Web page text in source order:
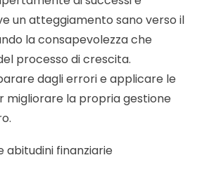
un atteggiamento sano verso il
la consapevolezza che
processo di crescita.
dagli errori e applicare le
migliorare la propria gestione
abitudini finanziarie